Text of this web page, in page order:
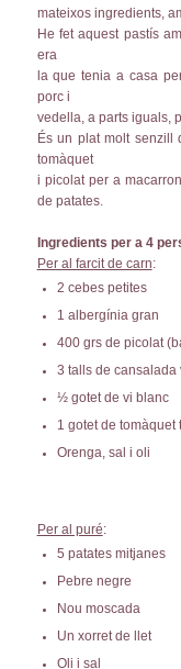
mateixos ingredients,
He fet aquest pastís
era
la que tenia a casa
porc i
vedella, a parts iguals,
És un plat molt senzill
tomàquet
i picolat per a
de patates.
Ingredients per a 4
Per al farcit de carn:
2 cebes petites
1 albergínia gran
400 grs de picolat
3 talls de cansalada
½ gotet de vi blanc
1 gotet de tomàquet
Orenga, sal i oli
Per al puré:
5 patates mitjanes
Pebre negre
Nou moscada
Un xorret de llet
Oli i sal